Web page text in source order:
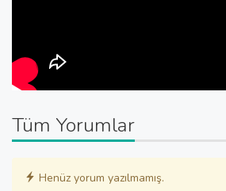
Tüm Yorumlar
Henüz yorum yazılmamış.